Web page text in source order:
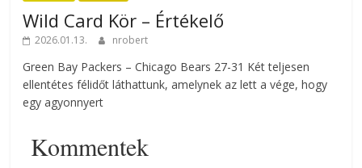
Wild Card Kör – Értékelő
2026.01.13. nrobert
Green Bay Packers – Chicago Bears 27-31 Két teljesen
ellentétes félidőt láthattunk, amelynek az lett a vége, hogy
egy agyonnyert
Kommentek